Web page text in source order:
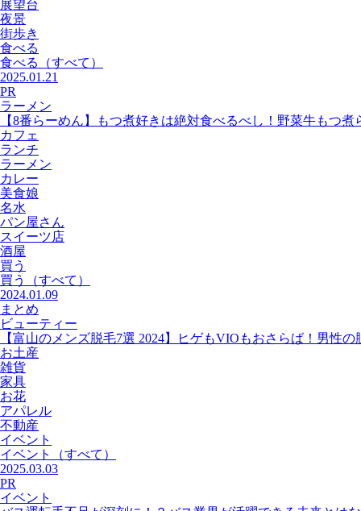
展望台
夜景
街歩き
食べる
食べる
（すべて）
2025.01.21
PR
ラーメン
【8番らーめん】もつ煮好きは絶対食べるべし！野菜牛もつ
カフェ
ランチ
ラーメン
カレー
美食娘
名水
パン屋さん
スイーツ店
酒屋
買う
買う
（すべて）
2024.01.09
まとめ
ビューティー
【富山のメンズ脱毛7選 2024】ヒゲもVIOもおさらば！男性
お土産
雑貨
家具
お花
アパレル
不動産
イベント
イベント
（すべて）
2025.03.03
PR
イベント